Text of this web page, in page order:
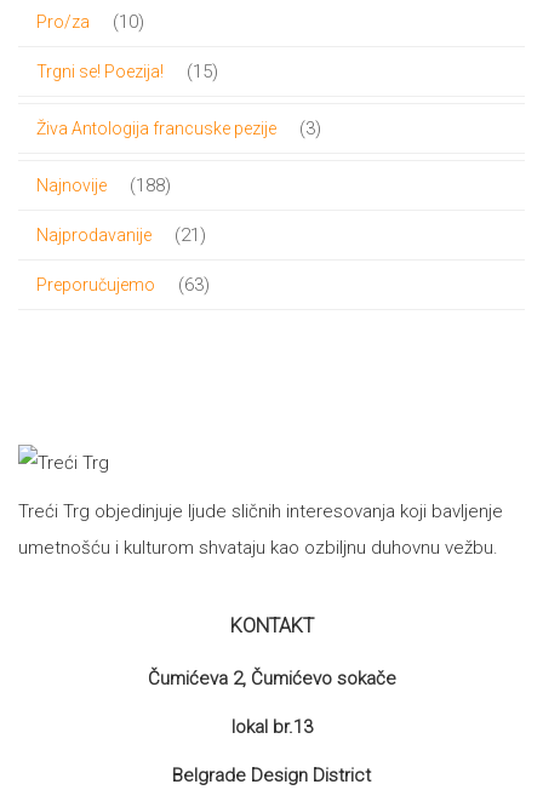
Pro/za 1010
Trgni se! Poezija! 1515
Živa Antologija francuske pezije 33
Najnovije 188188
Najprodavanije 2121
Preporučujemo 6363
Treći Trg objedinjuje ljude sličnih interesovanja koji bavljenje
umetnošću i kulturom shvataju kao ozbiljnu duhovnu vežbu.
KONTAKT
Čumićeva 2, Čumićevo sokače
lokal br.13
Belgrade Design District